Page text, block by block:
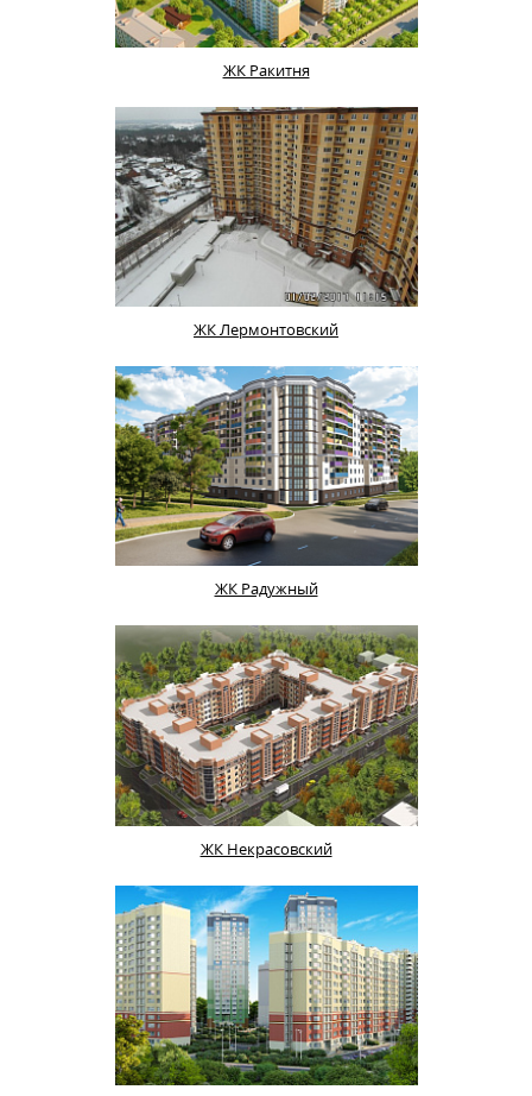
ЖК Ракитня
ЖК Лермонтовский
ЖК Радужный
ЖК Некрасовский